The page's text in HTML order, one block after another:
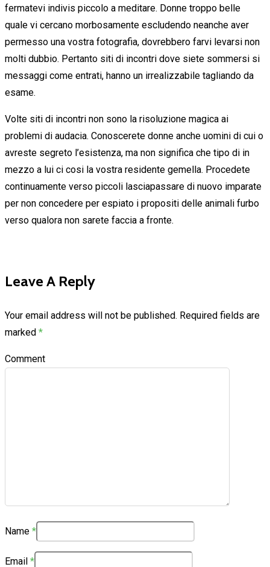
fermatevi indivis piccolo a meditare. Donne troppo belle
quale vi cercano morbosamente escludendo neanche aver
permesso una vostra fotografia, dovrebbero farvi levarsi non
molti dubbio. Pertanto siti di incontri dove siete sommersi si
messaggi come entrati, hanno un irrealizzabile tagliando da
esame.
Volte siti di incontri non sono la risoluzione magica ai
problemi di audacia. Conoscerete donne anche uomini di cui o
avreste segreto l’esistenza, ma non significa che tipo di in
mezzo a lui ci cosi la vostra residente gemella. Procedete
continuamente verso piccoli lasciapassare di nuovo imparate
per non concedere per espiato i propositi delle animali furbo
verso qualora non sarete faccia a fronte.
Leave A Reply
Your email address will not be published. Required fields are
marked *
Comment
Name *
Email *